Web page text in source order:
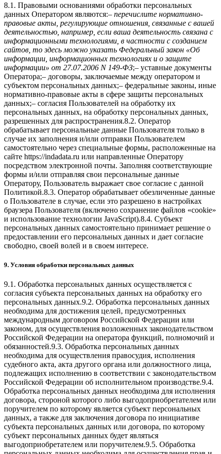
8.1. Правовыми основаниями обработки персональных
данных Оператором являются:– перечислите нормативно-
правовые акты, регулирующие отношения, связанные с вашей
деятельностью, например, если ваша деятельность связана с
информационными технологиями, в частности с созданием
сайтов, то здесь можно указать Федеральный закон «Об
информации, информационных технологиях и о защите
информации» от 27.07.2006 N 149-ФЗ;– уставные документы
Оператора;– договоры, заключаемые между оператором и
субъектом персональных данных;– федеральные законы, иные
нормативно-правовые акты в сфере защиты персональных
данных;– согласия Пользователей на обработку их
персональных данных, на обработку персональных данных,
разрешенных для распространения.8.2. Оператор
обрабатывает персональные данные Пользователя только в
случае их заполнения и/или отправки Пользователем
самостоятельно через специальные формы, расположенные на
сайте https://indadata.ru или направленные Оператору
посредством электронной почты. Заполняя соответствующие
формы и/или отправляя свои персональные данные
Оператору, Пользователь выражает свое согласие с данной
Политикой.8.3. Оператор обрабатывает обезличенные данные
о Пользователе в случае, если это разрешено в настройках
браузера Пользователя (включено сохранение файлов «cookie»
и использование технологии JavaScript).8.4. Субъект
персональных данных самостоятельно принимает решение о
предоставлении его персональных данных и дает согласие
свободно, своей волей и в своем интересе.
9. Условия обработки персональных данных
9.1. Обработка персональных данных осуществляется с
согласия субъекта персональных данных на обработку его
персональных данных.9.2. Обработка персональных данных
необходима для достижения целей, предусмотренных
международным договором Российской Федерации или
законом, для осуществления возложенных законодательством
Российской Федерации на оператора функций, полномочий и
обязанностей.9.3. Обработка персональных данных
необходима для осуществления правосудия, исполнения
судебного акта, акта другого органа или должностного лица,
подлежащих исполнению в соответствии с законодательством
Российской Федерации об исполнительном производстве.9.4.
Обработка персональных данных необходима для исполнения
договора, стороной которого либо выгодоприобретателем или
поручителем по которому является субъект персональных
данных, а также для заключения договора по инициативе
субъекта персональных данных или договора, по которому
субъект персональных данных будет являться
выгодоприобретателем или поручителем.9.5. Обработка